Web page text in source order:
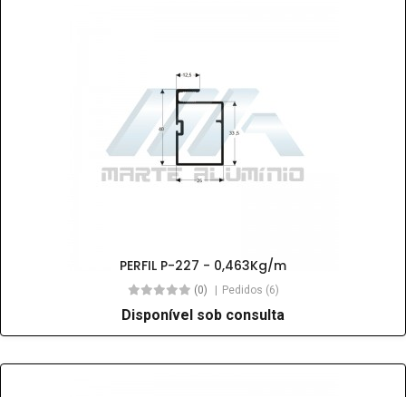
PERFIL P-227 - 0,463Kg/m
(0) Pedidos (6)
Disponível sob consulta